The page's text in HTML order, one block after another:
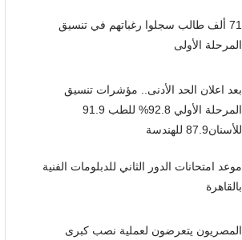
71 ألف طالب سجلوا رغباتهم في تنسيق
المرحلة الأولى
بعد اعلان الحد الأدنى.. مؤشرات تنسيق
المرحلة الأولي 92.8% للطب 91.9
للأسنان87.9 للهندسة
موعد امتحانات الدور الثاني للدبلومات الفنية
بالقاهرة
المصريون يتعرضون لعملية نصب كبرى